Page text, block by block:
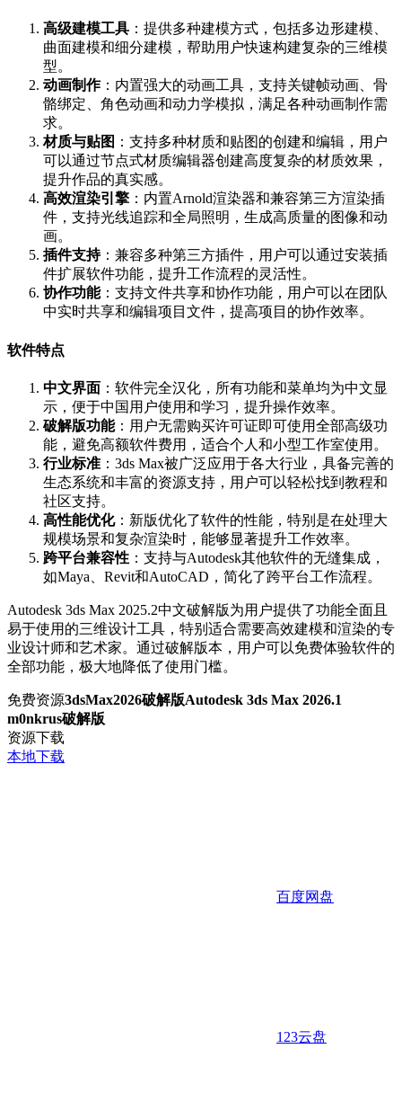
高级建模工具 ：提供多种建模方式，包括多边形建模、
曲面建模和细分建模，帮助用户快速构建复杂的三维模
型。
动画制作：内置强大的动画工具，支持关键帧动画、骨
骼绑定、角色动画和动力学模拟，满足各种动画制作需
求。
材质与贴图 ：支持多种材质和贴图的创建和编辑，用户
可以通过节点式材质编辑器创建高度复杂的材质效果，
提升作品的真实感。
高效渲染引擎 ：内置Arnold渲染器和兼容第三方渲染插
件，支持光线追踪和全局照明，生成高质量的图像和动
画。
插件支持：兼容多种第三方插件，用户可以通过安装插
件扩展软件功能，提升工作流程的灵活性。
协作功能：支持文件共享和协作功能，用户可以在团队
中实时共享和编辑项目文件，提高项目的协作效率。
软件特点
中文界面 ：软件完全汉化，所有功能和菜单均为中文显
示，便于中国用户使用和学习，提升操作效率。
破解版功能：用户无需购买许可证即可使用全部高级功
能，避免高额软件费用，适合个人和小型工作室使用。
行业标准 ：3ds Max被广泛应用于各大行业，具备完善的
生态系统和丰富的资源支持，用户可以轻松找到教程和
社区支持。
高性能优化：新版优化了软件的性能，特别是在处理大
规模场景和复杂渲染时，能够显著提升工作效率。
跨平台兼容性 ：支持与Autodesk其他软件的无缝集成，
如Maya、Revit和AutoCAD，简化了跨平台工作流程。
Autodesk 3ds Max 2025.2中文破解版为用户提供了功能全面且
易于使用的三维设计工具，特别适合需要高效建模和渲染的专
业设计师和艺术家。通过破解版本，用户可以免费体验软件的
全部功能，极大地降低了使用门槛。
免费资源3dsMax2026破解版Autodesk 3ds Max 2026.1
m0nkrus破解版
资源下载
本地下载
百度网盘
123云盘